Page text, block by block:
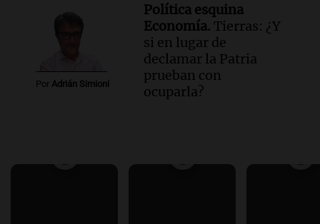
Por Adrián Simioni
Política esquina
Economía. Tierras: ¿Y
si en lugar de
declamar la Patria
prueban con
ocuparla?